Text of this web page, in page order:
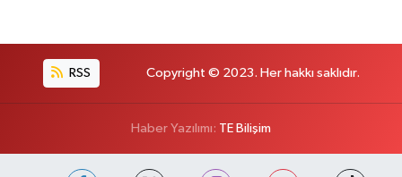
RSS Copyright © 2023. Her hakkı saklıdır.
Haber Yazılımı: TE Bilişim